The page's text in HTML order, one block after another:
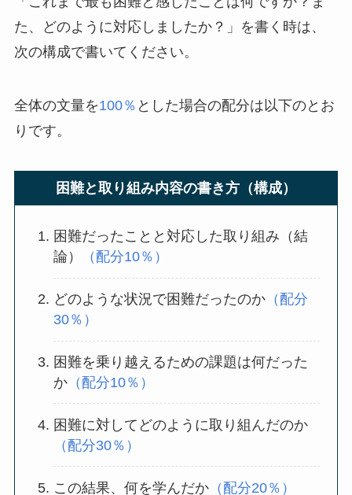
た、どのように対応しましたか？」を書く時は、
次の構成で書いてください。
全体の文量を100％ とした場合の配分は以下のとお
りです。
困難と取り組み内容の書き方（構成）
困難だったことと対応した取り組み（結
論）
（配分10％）
どのような状況で困難だったのか （配分
30％）
困難を乗り越えるための課題は何だった
か （配分10％）
困難に対してどのように取り組んだのか
（配分30％）
この結果、何を学んだか （配分20％）